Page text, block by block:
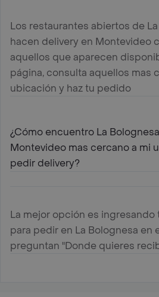
Los restaurantes abiertos de
hacen delivery en Montevideo
aquellos que aparecen
página, consulta aquellos mas
ubicación y haz tu pedido
¿Cómo encuentro La
Montevideo mas cercano a mi
pedir delivery?
La mejor opción es
para pedir en La Bolognesa en
preguntan "Donde quieres